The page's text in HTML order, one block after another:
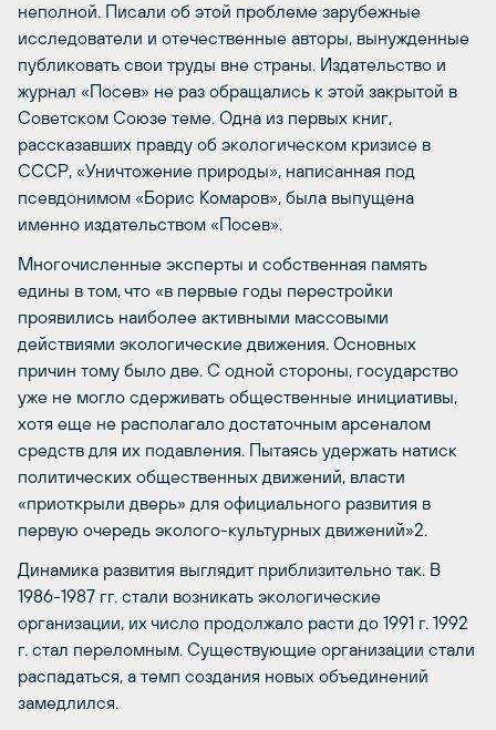
неполной. Писали об этой проблеме зарубежные
исследователи и отечественные авторы, вынужденные
публиковать свои труды вне страны. Издательство и
журнал «Посев» не раз обращались к этой закрытой в
Советском Союзе теме. Одна из первых книг,
рассказавших правду об экологическом кризисе в
СССР, «Уничтожение природы», написанная под
псевдонимом «Борис Комаров», была выпущена
именно издательством «Посев».
Многочисленные эксперты и собственная память
едины в том, что «в первые годы перестройки
проявились наиболее активными массовыми
действиями экологические движения. Основных
причин тому было две. С одной стороны, государство
уже не могло сдерживать общественные инициативы,
хотя еще не располагало достаточным арсеналом
средств для их подавления. Пытаясь удержать натиск
политических общественных движений, власти
«приоткрыли дверь» для официального развития в
первую очередь эколого-культурных движений»2.
Динамика развития выглядит приблизительно так. В
1986-1987 гг. стали возникать экологические
организации, их число продолжало расти до 1991 г. 1992
г. стал переломным. Существующие организации стали
распадаться, а темп создания новых объединений
замедлился.